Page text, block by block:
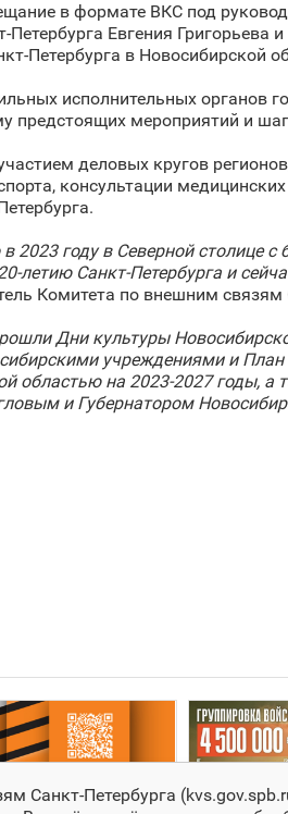
в формате ВКС под
Евгения Григорьева
в Новосибирской
исполнительных органов
предстоящих мероприятий и
деловых кругов
консультации
2023 году в Северной столице
летию Санкт‑Петербурга и
Комитета по внешним связям
Дни культуры
учреждениями и
областью на 2023-2027 годы,
и Губернатором
Санкт‑Петербурга